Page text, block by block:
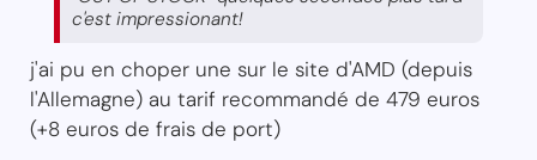
c'est impressionant!
j'ai pu en choper une sur le site d'AMD (depuis
l'Allemagne) au tarif recommandé de 479 euros
(+8 euros de frais de port)